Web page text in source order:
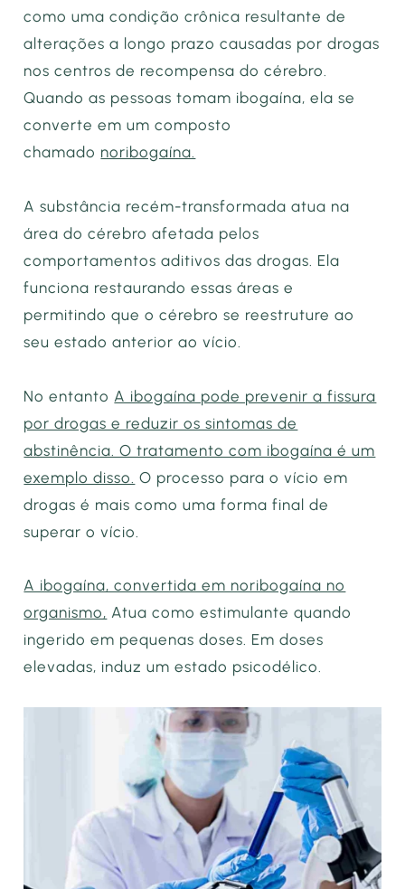
como uma condição crônica resultante de
alterações a longo prazo causadas por drogas
nos centros de recompensa do cérebro.
Quando as pessoas tomam ibogaína, ela se
converte em um composto
chamado noribogaína.
A substância recém-transformada atua na
área do cérebro afetada pelos
comportamentos aditivos das drogas. Ela
funciona restaurando essas áreas e
permitindo que o cérebro se reestruture ao
seu estado anterior ao vício.
No entanto A ibogaína pode prevenir a fissura
por drogas e reduzir os sintomas de
abstinência. O tratamento com ibogaína é um
exemplo disso. O processo para o vício em
drogas é mais como uma forma final de
superar o vício.
A ibogaína, convertida em noribogaína no
organismo, Atua como estimulante quando
ingerido em pequenas doses. Em doses
elevadas, induz um estado psicodélico.